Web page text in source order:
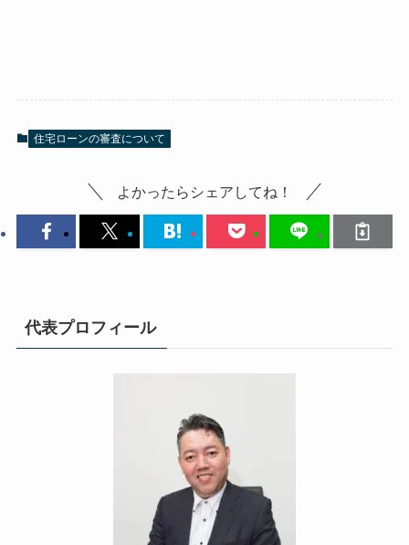
住宅ローンの審査について
よかったらシェアしてね！
代表プロフィール